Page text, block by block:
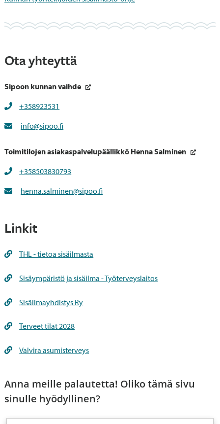
Ota yhteyttä
Sipoon kunnan vaihde
+358923531
info@sipoo.fi
Toimitilojen asiakaspalvelupäällikkö Henna Salminen
+358503830793
henna.salminen@sipoo.fi
Linkit
THL - tietoa sisäilmasta
Sisäympäristö ja sisäilma - Työterveyslaitos
Sisäilmayhdistys Ry
Terveet tilat 2028
Valvira asumisterveys
Anna meille palautetta! Oliko tämä sivu
sinulle hyödyllinen?